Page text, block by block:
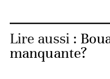
Lire aussi :
manquante?